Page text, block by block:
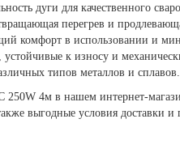
дуги для качественного
перегрев и
комфорт в использовании и
к износу и
типов металлов и сплавов.
4м в нашем интернет-
выгодные условия доставки